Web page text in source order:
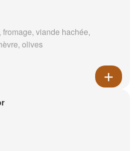
viande hachée,
olives